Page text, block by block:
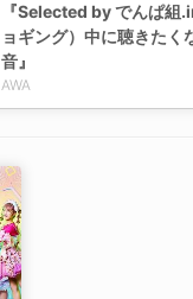
『Selected by でんぱ組
ョギング）中に聴きたく
音』
AWA